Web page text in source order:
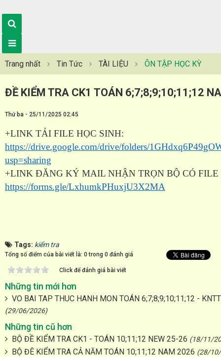
Trang nhất Tin Tức TÀI LIỆU ÔN TẬP HỌC KỲ
ĐỀ KIỂM TRA CK1 TOÁN 6;7;8;9;10;11;12
Thứ ba - 25/11/2025 02:45
+LINK TẢI FILE HỌC SINH:
https://drive.google.com/drive/folders/
usp=sharing
+LINK ĐĂNG KÝ MAIL NHẬN TRỌN BỘ CÓ
https://forms.gle/LxhumkPHuxjU3X2MA
Tags: kiểm tra
Tổng số điểm của bài viết là: 0 trong 0 đánh giá
Click để đánh giá bài viết
Những tin mới hơn
VO BAI TAP THUC HANH MON TOÁN 6;7;8;9;10;11;12 -
(29/06/2026)
Những tin cũ hơn
BỘ ĐỀ KIỂM TRA CK1 - TOÁN 10;11;12 NEW 25-26 (18/11/
BỘ ĐÊ KIỂM TRA CẢ NĂM TOÁN 10;11;12 NAM 2026 (28/